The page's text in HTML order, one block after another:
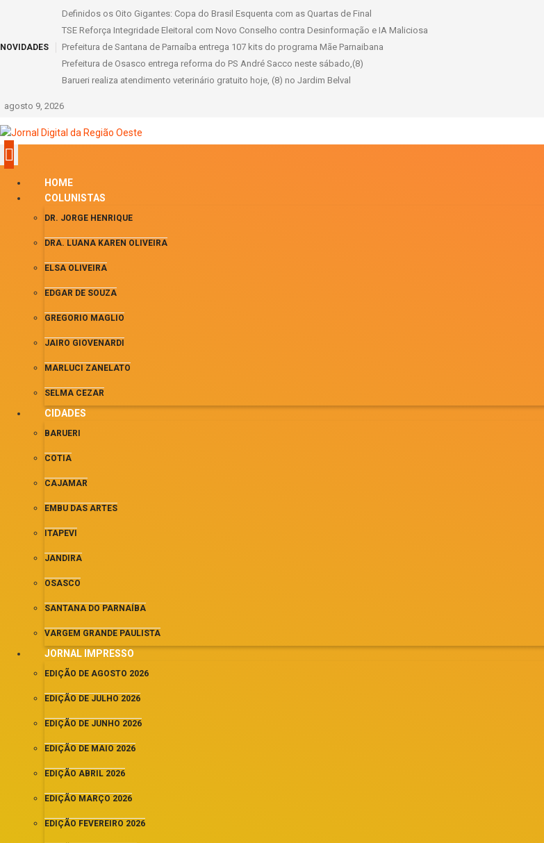
NOVIDADES
Definidos os Oito Gigantes: Copa do Brasil Esquenta com as Quartas de Final
TSE Reforça Integridade Eleitoral com Novo Conselho contra Desinformação e IA Maliciosa
Prefeitura de Santana de Parnaíba entrega 107 kits do programa Mãe Parnaibana
Prefeitura de Osasco entrega reforma do PS André Sacco neste sábado,(8)
Barueri realiza atendimento veterinário gratuito hoje, (8) no Jardim Belval
agosto 9, 2026
HOME
COLUNISTAS
DR. JORGE HENRIQUE
DRA. LUANA KAREN OLIVEIRA
ELSA OLIVEIRA
EDGAR DE SOUZA
GREGORIO MAGLIO
JAIRO GIOVENARDI
MARLUCI ZANELATO
SELMA CEZAR
CIDADES
BARUERI
COTIA
CAJAMAR
EMBU DAS ARTES
ITAPEVI
JANDIRA
OSASCO
SANTANA DO PARNAÍBA
VARGEM GRANDE PAULISTA
JORNAL IMPRESSO
EDIÇÃO DE AGOSTO 2026
EDIÇÃO DE JULHO 2026
EDIÇÃO DE JUNHO 2026
EDIÇÃO DE MAIO 2026
EDIÇÃO ABRIL 2026
EDIÇÃO MARÇO 2026
EDIÇÃO FEVEREIRO 2026